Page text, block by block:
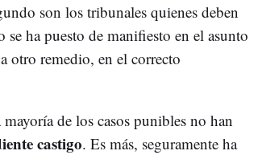
son los tribunales quienes deben
se ha puesto de manifiesto en el asunto
otro remedio, en el correcto
de los casos punibles no han
castigo. Es más, seguramente ha